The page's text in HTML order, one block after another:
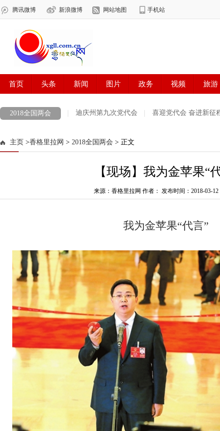
2018全国两会 迪庆州第九次党代会 喜迎党代会 奋进新征
最美新时代革命军人
党徽闪耀在迪庆高原 第二届“
创建生态文明示范州 展望十四五开
“不忘初心 牢记使命”主题教育
纪念西藏民主改革60周年 开展扫黑除恶 建设善美云南 追梦火焰
“庆祝中华人民共和国成立70周年”优秀歌曲 坚持扫黄打非 2019
坚决打赢脱贫攻坚战 绿水青山就是金山银山 壮阔东方潮 奋进新
美丽中国长江行——共舞长江经济带·生态篇 纪念马克思诞辰200周年
新春走基层 跨越发展、争创一流；比学赶超、奋勇争先 2018迪
学习贯彻党的十九大精神 党的十九大 不忘初心继续前进
环境保护督察“回头看”整改专栏 习近平：绿水青山就是金山银山
中国共产党云南省第十次代表大会 “聚焦中央经济工作会议”“治国理
精准扶贫 中国共产党成立95周年
媒体眼中的斯那定珠 “两学一做”与党章党规“进党校、进课堂、进媒
主页 >香格里拉网 > 2018全国两会 > 正文
【现场】我为金苹果“
来源：香格里拉网 作者： 发布时间：2018-03-12
我为金苹果“代言”